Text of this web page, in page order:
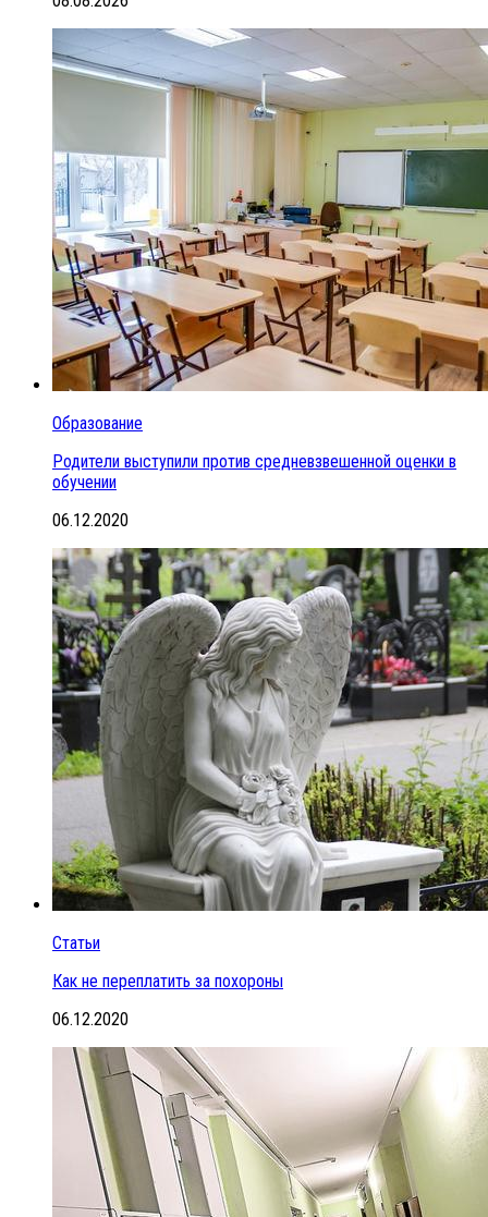
Образование
Родители выступили против средневзвешенной оценки в
обучении
06.12.2020
Статьи
Как не переплатить за похороны
06.12.2020